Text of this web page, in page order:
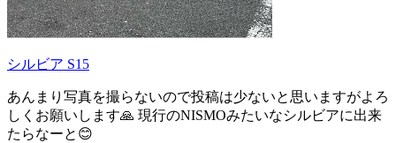
シルビア S15
あんまり写真を撮らないので投稿は少ないと思いますがよろ
しくお願いします🙏 現行のNISMOみたいなシルビアに出来
たらなーと😊